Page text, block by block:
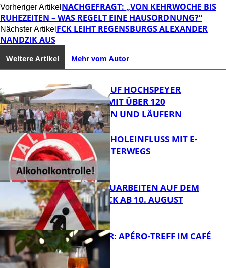
Vorheriger Artikel NACHGEFRAGT: „VON KEHRWOCHE BIS
RUHEZEITEN – WAS REGELT EINE HAUSORDNUNG?“
Nächster Artikel FCK LEIHT REGENSBURGS ALEXANDER
NANDZIK AUS
Weitere Artikel Mehr vom Autor
FB News
31. KERWELAUF HOCHSPEYER
BEGEISTERT MIT ÜBER 120
LÄUFERINNEN UND LÄUFERN
FB News
UNTER ALKOHOLEINFLUSS MIT E-
SCOOTER UNTERWEGS
FB News
STRASSENBAUARBEITEN AUF DEM B
ÄNNJERRÜCK AB 10. AUGUST
HOT SUMMER: APÉRO-TREFF IM CAFÉ
LUMA